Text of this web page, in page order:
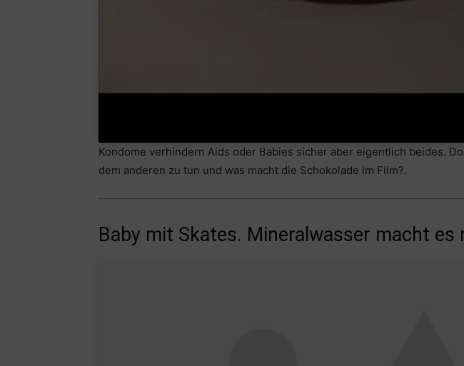
Kondome verhindern Aids oder Babies sicher aber eigentlich beides.
dem anderen zu tun und was macht die Schokolade im Film?.
Baby mit Skates. Mineralwasser macht es